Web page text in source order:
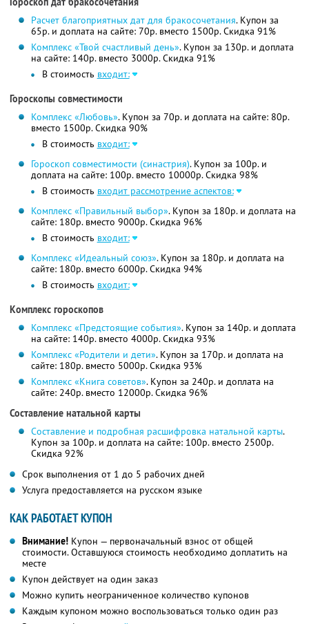
Расчет благоприятных дат для бракосочетания. Купон за
65р. и доплата на сайте: 70р. вместо 1500р.Скидка 91%
Комплекс «Твой счастливый день». Купон за 130р. и доплата
на сайте: 140р. вместо 3000р.Скидка 91%
В стоимость входит:
Гороскопы совместимости
Комплекс «Любовь». Купон за 70р. и доплата на сайте: 80р.
вместо 1500р.Скидка 90%
В стоимость входит:
Гороскоп совместимости (синастрия). Купон за 100р. и
доплата на сайте: 100р. вместо 10000р.Скидка 98%
В стоимость входит рассмотрение аспектов:
Комплекс «Правильный выбор». Купон за 180р. и доплата на
сайте: 180р. вместо 9000р.Скидка 96%
В стоимость входит:
Комплекс «Идеальный союз». Купон за 180р. и доплата на
сайте: 180р. вместо 6000р.Скидка 94%
В стоимость входит:
Комплекс гороскопов
Комплекс «Предстоящие события». Купон за 140р. и доплата
на сайте: 140р. вместо 4000р.Скидка 93%
Комплекс «Родители и дети». Купон за 170р. и доплата на
сайте: 180р. вместо 5000р.Скидка 93%
Комплекс «Книга советов». Купон за 240р. и доплата на
сайте: 240р. вместо 12000р.Скидка 96%
Составление натальной карты
Составление и подробная расшифровка натальной карты.
Купон за 100р. и доплата на сайте: 100р. вместо 2500р.
Скидка 92%
Срок выполнения от 1 до 5 рабочих дней
Услуга предоставляется на русском языке
КАК РАБОТАЕТ КУПОН
Внимание! Купон — первоначальный взнос от общей
стоимости. Оставшуюся стоимость необходимо доплатить на
месте
Купон действует на один заказ
Можно купить неограниченное количество купонов
Каждым купоном можно воспользоваться только один раз